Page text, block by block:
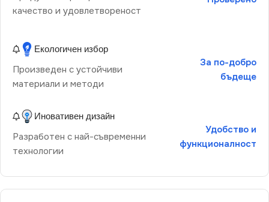
качество и удовлетвореност
Екологичен избор
Произведен с устойчиви
материали и методи
За по-добро
бъдеще
Иновативен дизайн
Разработен с най-съвременни
технологии
Удобство и
функционалност